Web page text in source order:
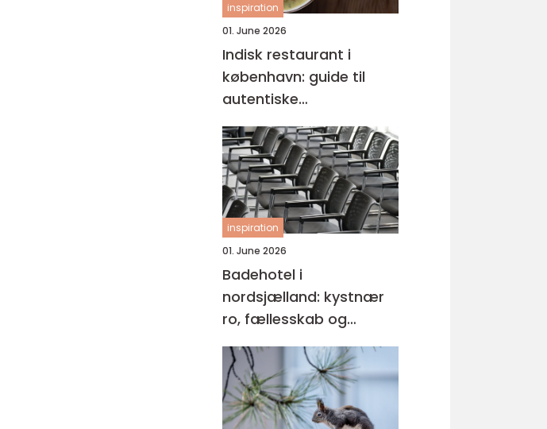
inspiration
01. June 2026
Indisk restaurant i
københavn: guide til
autentiske
smagsoplevelser
inspiration
01. June 2026
Badehotel i
nordsjælland: kystnær
ro, fællesskab og
hverdagspauser